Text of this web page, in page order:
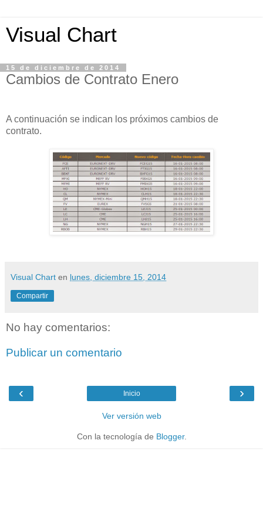
Visual Chart
15 de diciembre de 2014
Cambios de Contrato Enero
A continuación se indican los próximos cambios de
contrato.
Visual Chart en lunes, diciembre 15, 2014
Compartir
No hay comentarios:
Publicar un comentario
‹ ›
Inicio
Ver versión web
Con la tecnología de Blogger.